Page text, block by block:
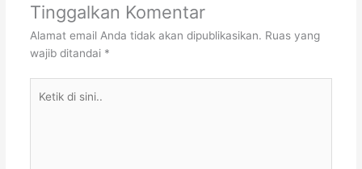
Tinggalkan Komentar
Alamat email Anda tidak akan dipublikasikan. Ruas yang
wajib ditandai *